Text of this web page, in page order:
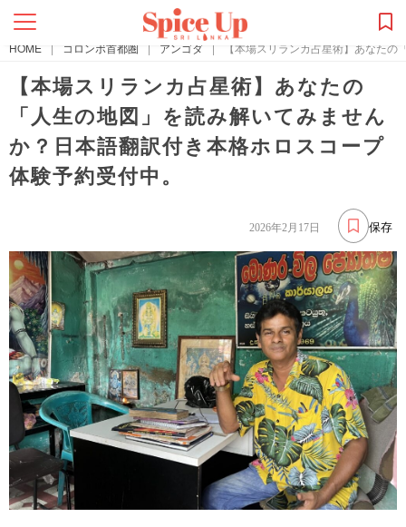
HOME | コロンボ首都圏 | アンゴダ | 【本場スリランカ占星術】あなた
【本場スリランカ占星術】あなたの
「人生の地図」を読み解いてみません
か？日本語翻訳付き本格ホロスコープ
体験予約受付中。
保存
2026年2月17日